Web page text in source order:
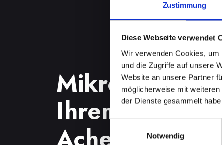
Zustimmung
Diese Webseite verwendet
Wir verwenden Cookies,
und die Zugriffe auf unsere
Website an unsere Partner
möglicherweise mit
der Dienste gesammelt
Notwendig
Ihrem